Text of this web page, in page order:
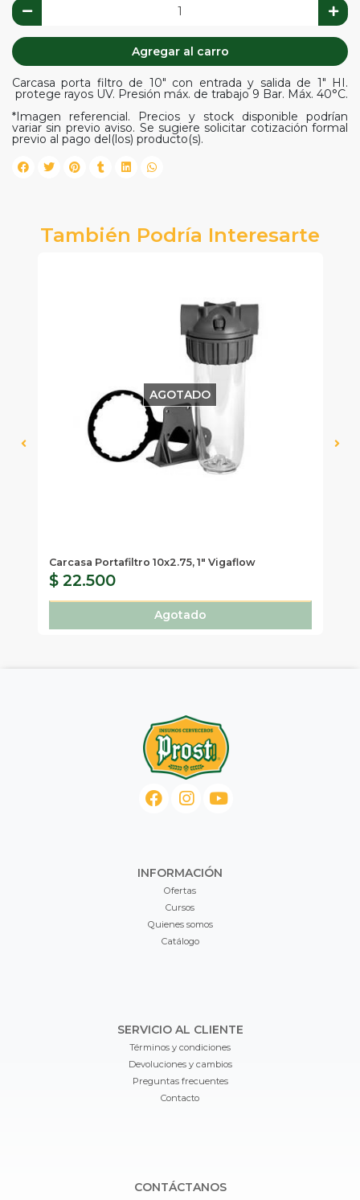
Agregar al carro
Carcasa porta filtro de 10" con entrada y salida de 1" HI.
protege rayos UV. Presión máx. de trabajo 9 Bar. Máx. 40°C.
*Imagen referencial. Precios y stock disponible podrían
variar sin previo aviso. Se sugiere solicitar cotización formal
previo al pago del(los) producto(s).
También Podría Interesarte
AGOTADO
Carcasa Portafiltro 10x2.75, 1" Vigaflow
$ 22.500
Agotado
INFORMACIÓN
Ofertas
Cursos
Quienes somos
Catálogo
SERVICIO AL CLIENTE
Términos y condiciones
Devoluciones y cambios
Preguntas frecuentes
Contacto
CONTÁCTANOS